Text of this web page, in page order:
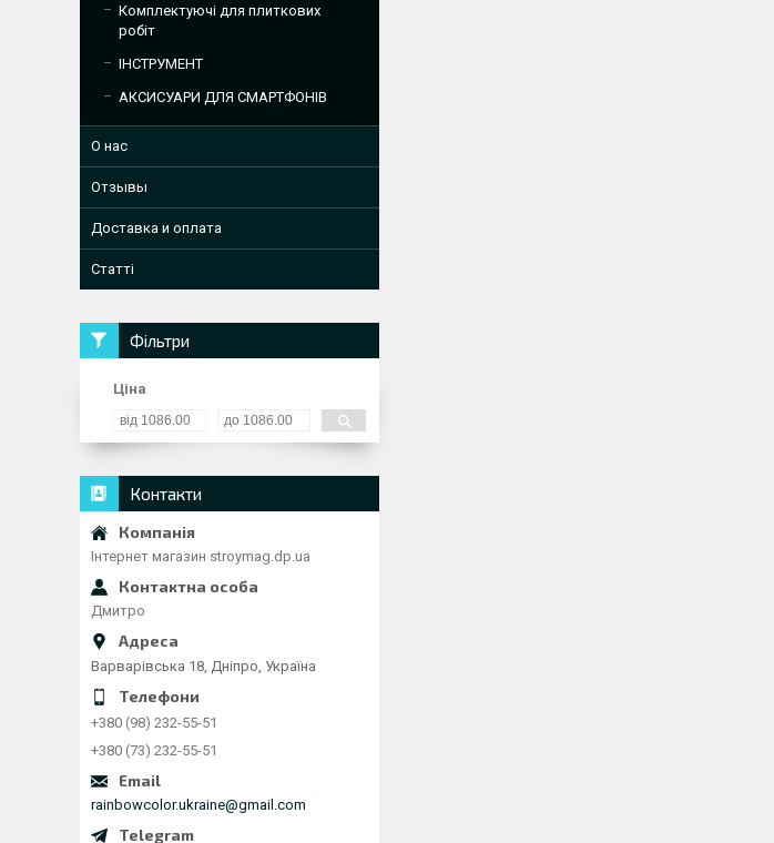
Комплектуючі для плиткових
робіт
ІНСТРУМЕНТ
АКСИСУАРИ ДЛЯ СМАРТФОНІВ
О нас
Отзывы
Доставка и оплата
Статті
Фільтри
Ціна
Контакти
Інтернет магазин stroymag.dp.ua
Дмитро
Варварівська 18, Дніпро, Україна
+380 (98) 232-55-51
+380 (73) 232-55-51
rainbowcolor.ukraine@gmail.com